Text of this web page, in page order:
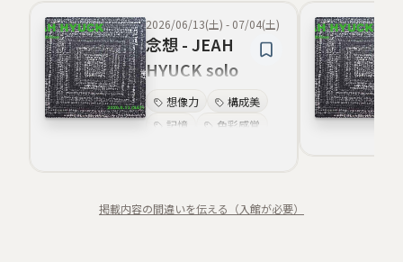
2026/06/13(土) - 07/04(土)
念想 - JEAH
HYUCK solo
exhibition
想像力
構成美
記憶
色彩感覚
掲載内容の間違いを伝える（入館が必要）